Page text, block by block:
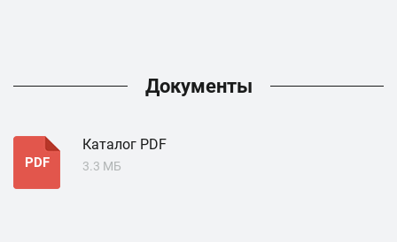
Документы
PDF
Каталог PDF
3.3 МБ